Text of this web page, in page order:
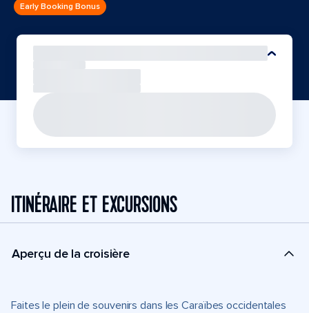
Early Booking Bonus
ITINÉRAIRE ET EXCURSIONS
Aperçu de la croisière
Faites le plein de souvenirs dans les Caraïbes occidentales